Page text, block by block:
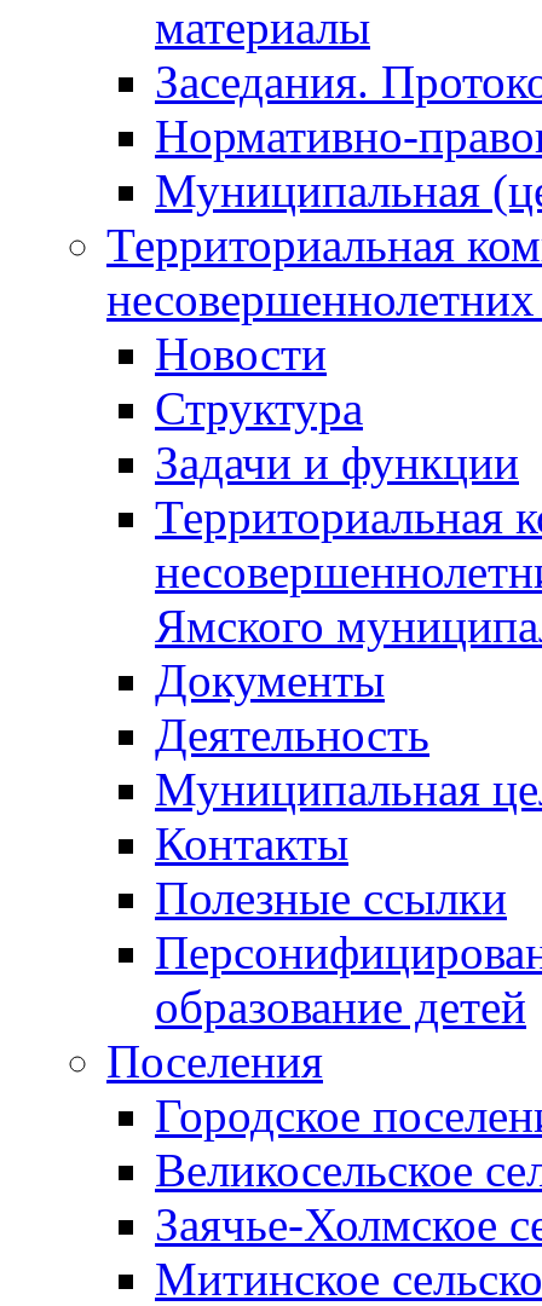
материалы
Заседания.
Нормативно-
Муниципальная
Территориальная
Новости
Структура
Задачи и функции
Территориальная
Ямского
Документы
Деятельность
Муниципальная
Контакты
Полезные ссылки
образование детей
Поселения
Городское
Великосельское
Заячье-Холмское
Митинское